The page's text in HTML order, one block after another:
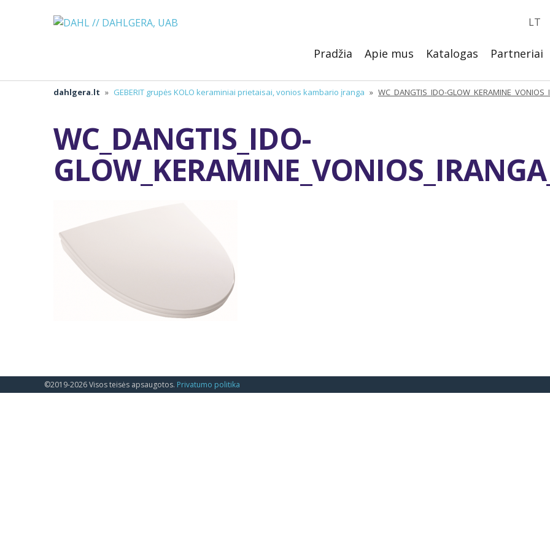
LT
Pradžia Apie mus Katalogas Partneriai
dahlgera.lt » GEBERIT grupės KOLO keraminiai prietaisai, vonios kambario įranga » WC_DANGTIS_IDO-
WC_DANGTIS_IDO-
©2019-2026 Visos teisės apsaugotos. Privatumo politika